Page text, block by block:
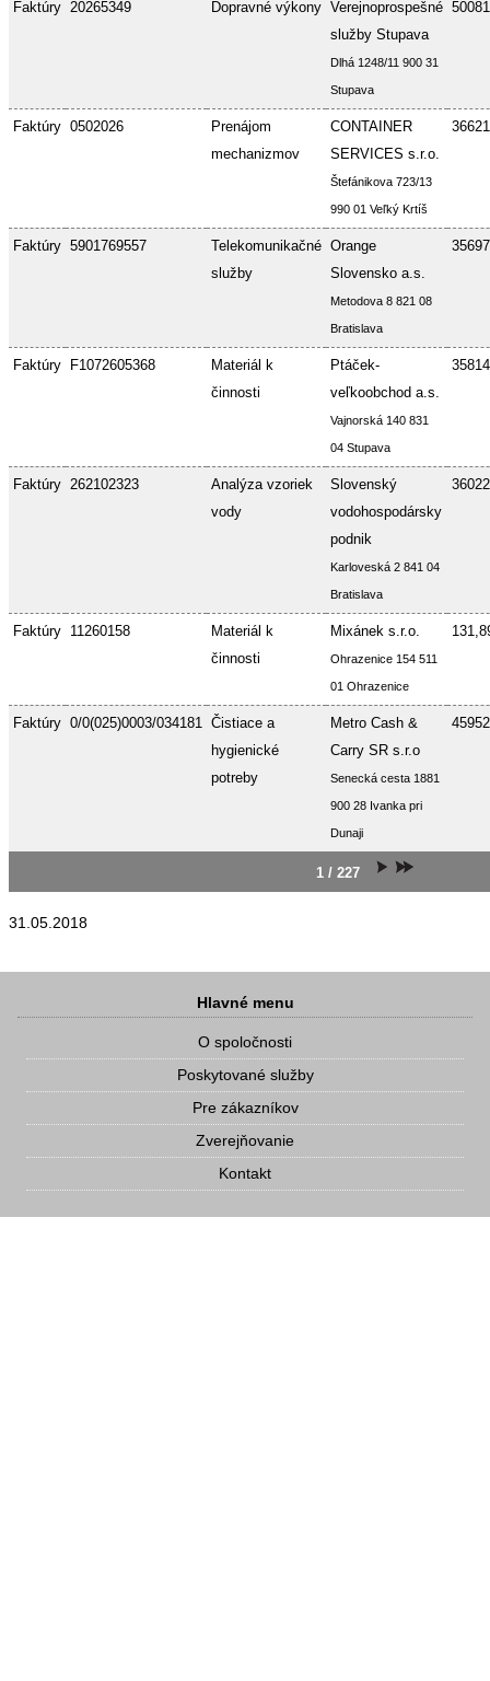
Faktúry 20265349 Dopravné výkony Verejnoprospešné
služby Stupava
Dlhá 1248/11 900 31
Stupava
Faktúry 0502026
Prenájom
mechanizmov
CONTAINER
SERVICES s.r.o.
Štefánikova 723/13
990 01 Veľký Krtíš
Faktúry 5901769557
Telekomunikačné
služby
Orange
Slovensko a.s.
Metodova 8 821 08
Bratislava
Faktúry F1072605368
Materiál k
činnosti
Ptáček-
veľkoobchod a.s.
Vajnorská 140 831
04 Stupava
Faktúry 262102323
Analýza vzoriek
vody
Slovenský
vodohospodársky
podnik
Karloveská 2 841 04
Bratislava
Faktúry 11260158
Materiál k
činnosti
Mixánek s.r.o.
Ohrazenice 154 511
01 Ohrazenice
Faktúry 0/0(025)0003/034181 Čistiace a
hygienické
potreby
Metro Cash &
Carry SR s.r.o
Senecká cesta 1881
900 28 Ivanka pri
Dunaji
1 / 227
31.05.2018
Hlavné menu
O spoločnosti
Poskytované služby
Pre zákazníkov
Zverejňovanie
Kontakt